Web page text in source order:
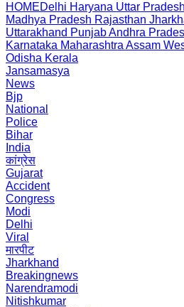
HOMEDelhi Haryana Uttar Pradesh
Madhya Pradesh Rajasthan
Uttarakhand PunjabAndhra
Karnataka Maharashtra Assam
Odisha Kerala
Jansamasya
News
Bjp
National
Police
Bihar
India
कांग्रेस
Gujarat
Accident
Congress
Modi
Delhi
Viral
मारपीट
Jharkhand
Breakingnews
Narendramodi
Nitishkumar